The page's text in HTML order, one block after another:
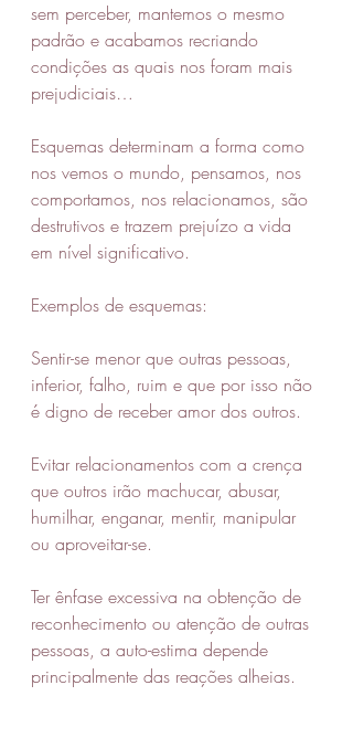
sem perceber, mantemos o mesmo
padrão e acabamos recriando
condições as quais nos foram mais
prejudiciais…
Esquemas determinam a forma como
nos vemos o mundo, pensamos, nos
comportamos, nos relacionamos, são
destrutivos e trazem prejuízo a vida
em nível significativo.
Exemplos de esquemas:
Sentir-se menor que outras pessoas,
inferior, falho, ruim e que por isso não
é digno de receber amor dos outros.
Evitar relacionamentos com a crença
que outros irão machucar, abusar,
humilhar, enganar, mentir, manipular
ou aproveitar-se.
Ter ênfase excessiva na obtenção de
reconhecimento ou atenção de outras
pessoas, a auto-estima depende
principalmente das reações alheias.